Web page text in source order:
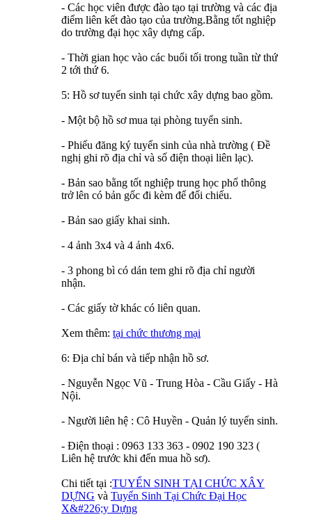
- Các học viên được đào tạo tại trường và các địa
điểm liên kết đào tạo của trường.Bằng tốt nghiệp
do trường đại học xây dựng cấp.
- Thời gian học vào các buổi tối trong tuần từ thứ
2 tới thứ 6.
5: Hồ sơ tuyển sinh tại chức xây dựng bao gồm.
- Một bộ hồ sơ mua tại phòng tuyển sinh.
- Phiếu đăng ký tuyển sinh của nhà trường ( Đề
nghị ghi rõ địa chỉ và số điện thoại liên lạc).
- Bản sao bằng tốt nghiệp trung học phổ thông
trở lên có bản gốc đi kèm để đối chiếu.
- Bản sao giấy khai sinh.
- 4 ảnh 3x4 và 4 ảnh 4x6.
- 3 phong bì có dán tem ghi rõ địa chỉ người
nhận.
- Các giấy tờ khác có liên quan.
Xem thêm: tại chức thương mại
6: Địa chỉ bán và tiếp nhận hồ sơ.
- Nguyễn Ngọc Vũ - Trung Hòa - Cầu Giấy - Hà
Nội.
- Người liên hệ : Cô Huyền - Quản lý tuyển sinh.
- Điện thoại : 0963 133 363 - 0902 190 323 (
Liên hệ trước khi đến mua hồ sơ).
Chi tiết tại :TUYỂN SINH TẠI CHỨC XÂY
DỰNG và Tuyển Sinh Tại Chức Đại Học
X&#226;y Dựng